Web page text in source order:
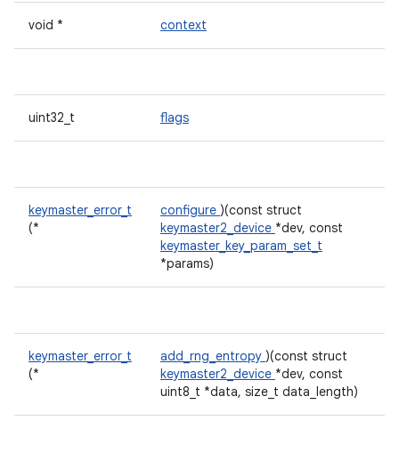
void * context
uint32_t flags
keymaster_error_t
(*
configure )(const struct
keymaster2_device *dev, const
keymaster_key_param_set_t
*params)
keymaster_error_t
(*
add_rng_entropy )(const struct
keymaster2_device *dev, const
uint8_t *data, size_t data_length)